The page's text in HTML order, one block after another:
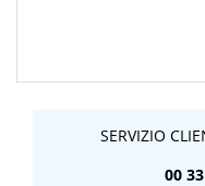
SERVIZIO
00